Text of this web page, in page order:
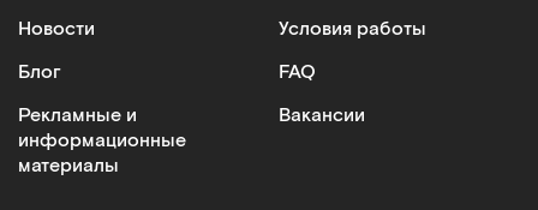
Новости
Блог
Рекламные и
информационные
материалы
Условия работы
FAQ
Вакансии